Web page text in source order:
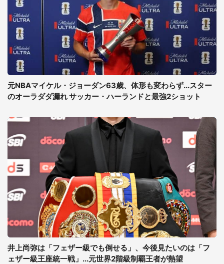
元NBAマイケル・ジョーダン63歳、体形も変わらず...スター
のオーラダダ漏れ サッカー・ハーランドと最強2ショット
井上尚弥は「フェザー級でも倒せる」、今後見たいのは「フ
ェザー級王座統一戦」...元世界2階級制覇王者が熱望